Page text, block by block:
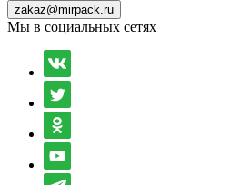
zakaz@mirpack.ru
Мы в социальных сетях